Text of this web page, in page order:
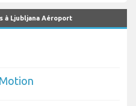
à Ljubljana Aéroport